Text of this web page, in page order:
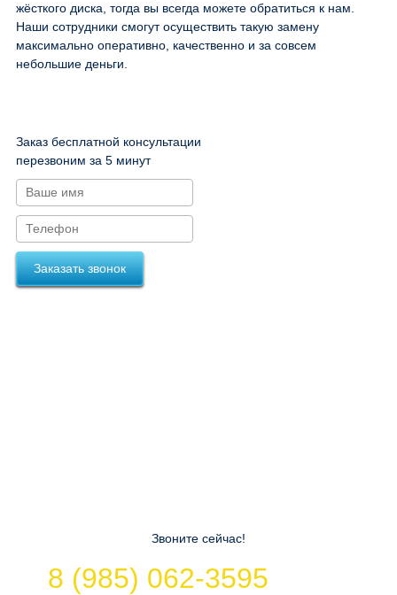
жёсткого диска, тогда вы всегда можете обратиться к нам.
Наши сотрудники смогут осуществить такую замену
максимально оперативно, качественно и за совсем
небольшие деньги.
Заказ бесплатной консультации
перезвоним за 5 минут
Заказать звонок
Звоните сейчас!
8 (985) 062-3595